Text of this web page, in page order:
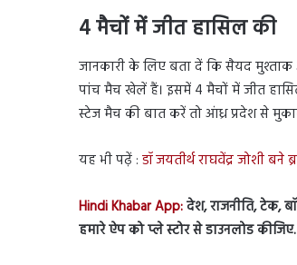
4 मैचों में जीत हासिल की
जानकारी के लिए बता दें कि सैयद मुश्ताक
पांच मैच खेलें हैं। इसमें 4 मैचों में जीत
स्टेज मैच की बात करें तो आंध्र प्रदेश से
यह भी पढ़ें : डॉ जयतीर्थ राघवेंद्र जोशी
Hindi Khabar App:देश, राजनीति, टेक,
हमारे ऐप को प्ले स्टोर से डाउनलोड कीजिए.